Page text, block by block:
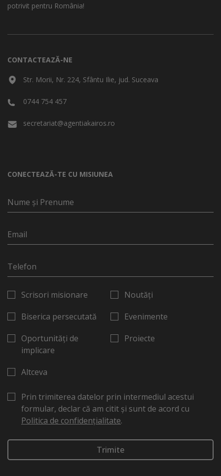
potrivit pentru România!
CONTACTEAZĂ-NE
Str. Morii, Nr. 224, Sfântu Ilie, jud. Suceava
0744 754 457
secretariat@agentiakairos.ro
CONECTEAZĂ-TE CU MISIUNEA
Scrisori misionare
Biserica persecutată
Oportunități de
implicare
Noutăți
Evenimente
Proiecte
Altceva
Prin trimiterea datelor prin intermediul acestui
formular, declar că am citit și sunt de acord cu
Politica de confidențialitate.